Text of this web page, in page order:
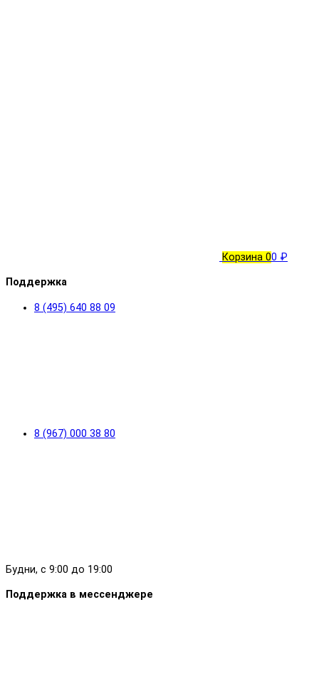
Корзина 00 ₽
Поддержка
8 (495) 640 88 09
8 (967) 000 38 80
Будни, с 9:00 до 19:00
Поддержка в мессенджере